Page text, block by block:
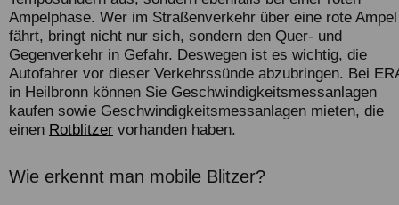
Ampelphase. Wer im Straßenverkehr über eine rote Ampel
fährt, bringt nicht nur sich, sondern den Quer- und
Gegenverkehr in Gefahr. Deswegen ist es wichtig, die
Autofahrer vor dieser Verkehrssünde abzubringen. Bei
in Heilbronn können Sie Geschwindigkeitsmessanlagen
kaufen sowie Geschwindigkeitsmessanlagen mieten, die
einen Rotblitzer vorhanden haben.
Wie erkennt man mobile Blitzer?